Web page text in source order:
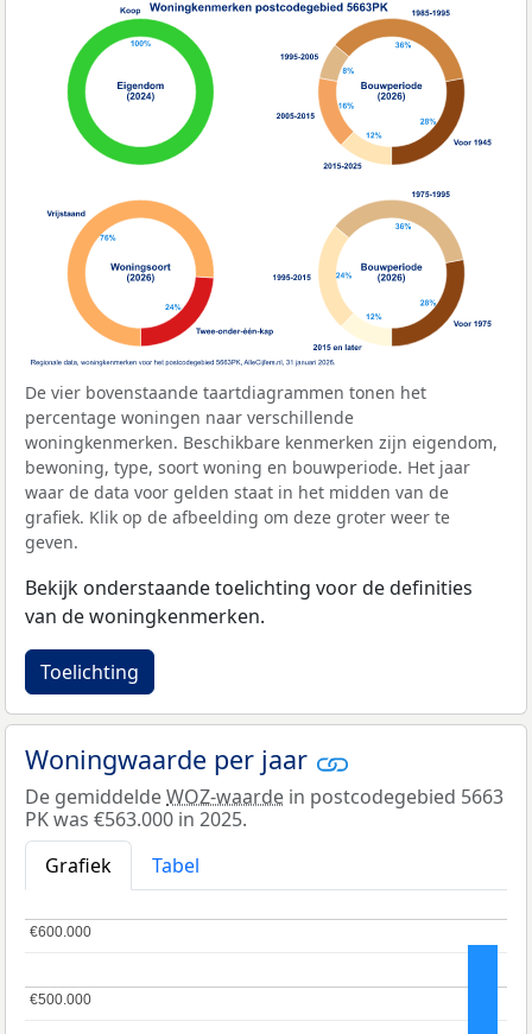
De vier bovenstaande taartdiagrammen tonen het
percentage woningen naar verschillende
woningkenmerken. Beschikbare kenmerken zijn eigendom,
bewoning, type, soort woning en bouwperiode. Het jaar
waar de data voor gelden staat in het midden van de
grafiek. Klik op de afbeelding om deze groter weer te
geven.
Bekijk onderstaande toelichting voor de definities
van de woningkenmerken.
Toelichting
Woningwaarde per jaar
De gemiddeldeWOZ-waarde in postcodegebied 5663
PK was €563.000 in 2025.
Grafiek
Tabel
€500.000
€500.000
€600.000
€600.000